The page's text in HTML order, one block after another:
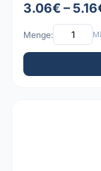
3.06€ –
Menge: